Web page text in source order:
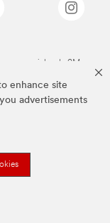
enhance site
advertisements
comerciales de 3M.